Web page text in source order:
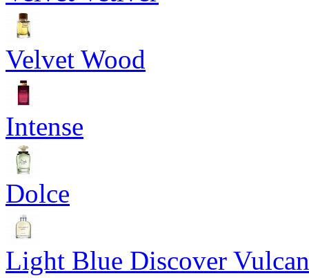
Velvet Wood
Intense
Dolce
Light Blue Discover